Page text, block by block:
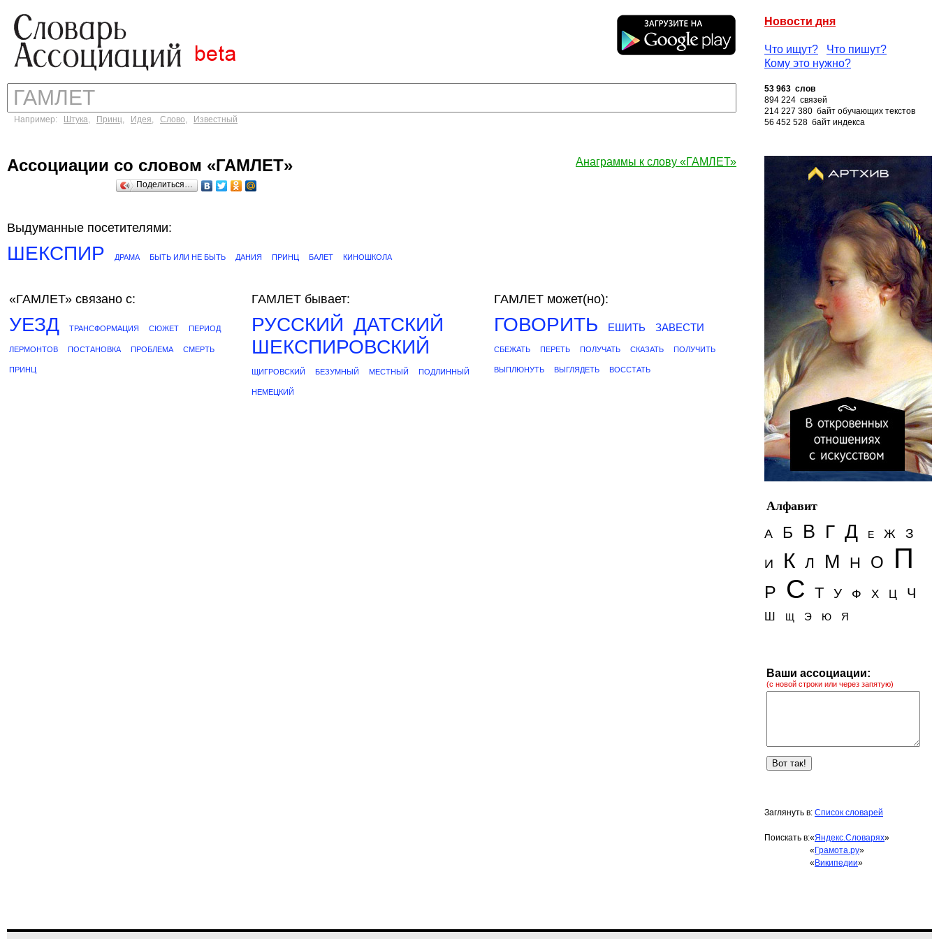
Новости дня
Что ищут?
Что пишут?
Кому это нужно?
Например: Штука, Принц, Идея, Слово, Известный
53 963 слов
894 224 связей
214 227 380 байт обучающих текстов
56 452 528 байт индекса
Анаграммы к слову «ГАМЛЕТ»
Ассоциации со словом «ГАМЛЕТ»
Поделиться…
Выдуманные посетителями:
ШЕКСПИР ДРАМА БЫТЬ ИЛИ НЕ БЫТЬ ДАНИЯ ПРИНЦ БАЛЕТ КИНОШКОЛА
«ГАМЛЕТ» связано с:
УЕЗД ТРАНСФОРМАЦИЯ СЮЖЕТ ПЕРИОД
ЛЕРМОНТОВ ПОСТАНОВКА ПРОБЛЕМА СМЕРТЬ
ПРИНЦ
ГАМЛЕТ бывает:
РУССКИЙ ДАТСКИЙ
ШЕКСПИРОВСКИЙ
ЩИГРОВСКИЙ БЕЗУМНЫЙ МЕСТНЫЙ ПОДЛИННЫЙ
НЕМЕЦКИЙ
ГАМЛЕТ может(но):
ГОВОРИТЬ ЕШИТЬ ЗАВЕСТИ
СБЕЖАТЬ ПЕРЕТЬ ПОЛУЧАТЬ СКАЗАТЬ ПОЛУЧИТЬ
ВЫПЛЮНУТЬ ВЫГЛЯДЕТЬ ВОССТАТЬ
Алфавит
А
Б В Г Д Е Ж З
И К Л М Н О П
Р С Т У Ф Х Ц Ч
Ш Щ Э Ю Я
Ваши ассоциации:
(с новой строки или через запятую)
Заглянуть в: Список словарей
Поискать в:«Яндекс.Словарях»
« Грамота.ру»
« Википедии»